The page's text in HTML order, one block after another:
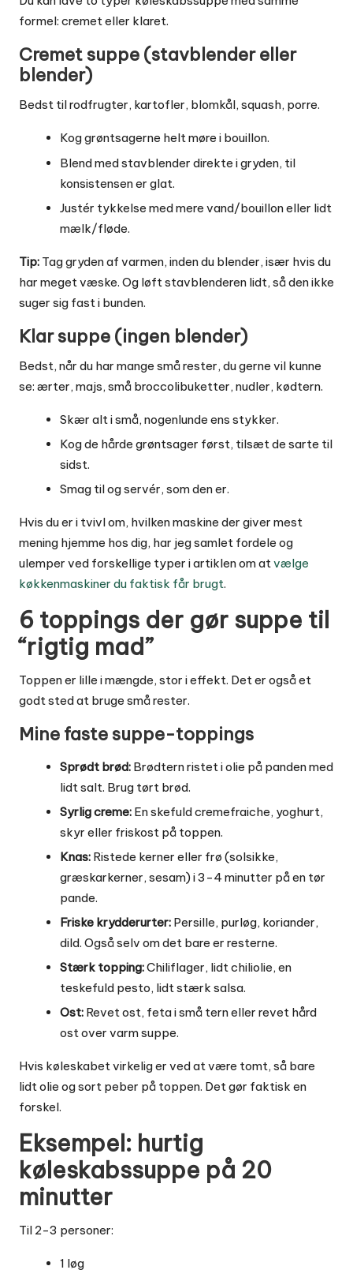
formel: cremet eller klaret.
Cremet suppe (stavblender eller
blender)
Bedst til rodfrugter, kartofler, blomkål, squash, porre.
Kog grøntsagerne helt møre i bouillon.
Blend med stavblender direkte i gryden, til
konsistensen er glat.
Justér tykkelse med mere vand/bouillon eller lidt
mælk/fløde.
Tip: Tag gryden af varmen, inden du blender, især hvis du
har meget væske. Og løft stavblenderen lidt, så den ikke
suger sig fast i bunden.
Klar suppe (ingen blender)
Bedst, når du har mange små rester, du gerne vil kunne
se: ærter, majs, små broccolibuketter, nudler, kødtern.
Skær alt i små, nogenlunde ens stykker.
Kog de hårde grøntsager først, tilsæt de sarte til
sidst.
Smag til og servér, som den er.
Hvis du er i tvivl om, hvilken maskine der giver mest
mening hjemme hos dig, har jeg samlet fordele og
ulemper ved forskellige typer i artiklen om atvælge
køkkenmaskiner du faktisk får brugt.
6 toppings der gør suppe til
“rigtig mad”
Toppen er lille i mængde, stor i effekt. Det er også et
godt sted at bruge små rester.
Mine faste suppe-toppings
Sprødt brød: Brødtern ristet i olie på panden med
lidt salt. Brug tørt brød.
Syrlig creme: En skefuld cremefraiche, yoghurt,
skyr eller friskost på toppen.
Knas: Ristede kerner eller frø (solsikke,
græskarkerner, sesam) i 3-4 minutter på en tør
pande.
Friske krydderurter: Persille, purløg, koriander,
dild. Også selv om det bare er resterne.
Stærk topping:Chiliflager, lidt chiliolie, en
teskefuld pesto, lidt stærk salsa.
Ost: Revet ost, feta i små tern eller revet hård
ost over varm suppe.
Hvis køleskabet virkelig er ved at være tomt, så bare
lidt olie og sort peber på toppen. Det gør faktisk en
forskel.
Eksempel: hurtig
køleskabssuppe på 20
minutter
Til 2-3 personer:
1 løg